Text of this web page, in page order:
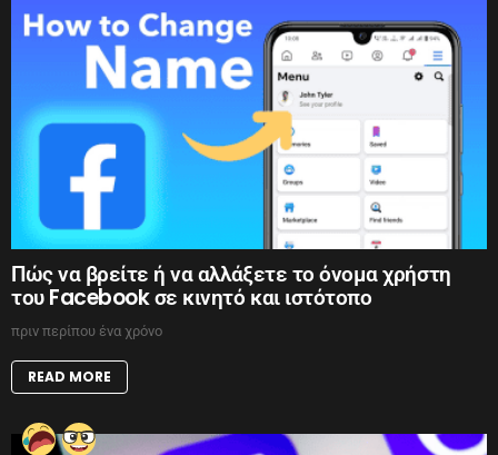
Πώς να βρείτε ή να αλλάξετε το όνομα χρήστη
του Facebook σε κινητό και ιστότοπο
πριν περίπου ένα χρόνο
READ MORE